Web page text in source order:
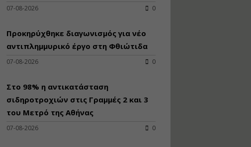
07-08-2026 0
Προκηρύχθηκε διαγωνισμός για νέo
αντιπλημμυρικό έργο στη Φθιώτιδα
07-08-2026 0
Στο 98% η αντικατάσταση
σιδηροτροχιών στις Γραμμές 2 και 3
του Μετρό της Αθήνας
07-08-2026 0
Διαδικασία
κατάταξης
Νικόλαος Σαρούκος
Τιμή από: €145.00